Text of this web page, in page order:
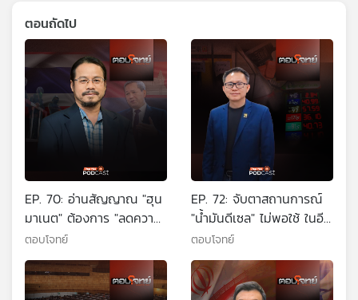
ตอนถัดไป
EP. 70: อ่านสัญญาณ "ฮุน
มาเนต" ต้องการ "ลดความ
ตึงเครียด" ไทย-กัมพูชา ?
ตอบโจทย์
EP. 72: จับตาสถานการณ์
"น้ำมันดีเซล" ไม่พอใช้ ในอีก
2 เดือน ?
ตอบโจทย์